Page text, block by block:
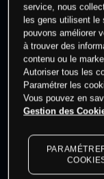
dernières
service, nous
les gens utilisent le
pouvons améliorer
à trouver des
contenu ou le
Autoriser tous les
Paramétrer les
Vous pouvez en
Gestion des